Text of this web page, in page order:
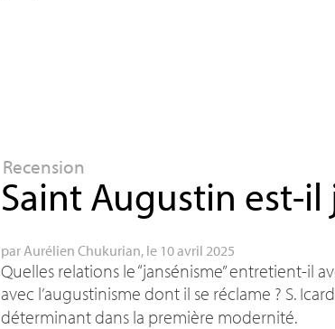
Recension
Saint Augustin est-il
par Aurélien Chukurian, le 10 avril 2025
Quelles relations le “jansénisme” entretient-il
avec l’augustinisme dont il se réclame ? S.
déterminant dans la première modernité.